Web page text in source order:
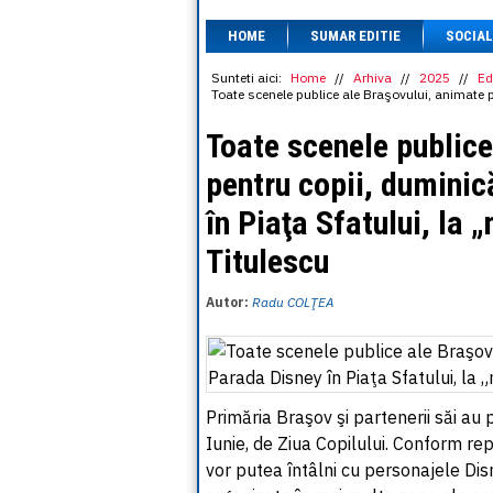
HOME SUMAR EDITIE SOCIAL
Sunteti aici: Home // Arhiva // 2025 //
Toate scenele publice ale Braşovului,
Toate scenele
pentru copii,
în Piaţa Sfatului, la
Titulescu
Autor: Radu COLŢEA
Primăria Braşov şi partenerii săi au
Iunie, de Ziua Copilului. Conform
vor putea întâlni cu personajele